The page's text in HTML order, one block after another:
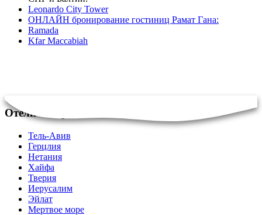
Leonardo City Tower
ОНЛАЙН бронирование гостиниц Рамат Гана:
Ramada
Kfar Maccabiah
Отели в Израиле
Тель-Авив
Герцлия
Нетания
Хайфа
Тверия
Иерусалим
Эйлат
Мертвое море